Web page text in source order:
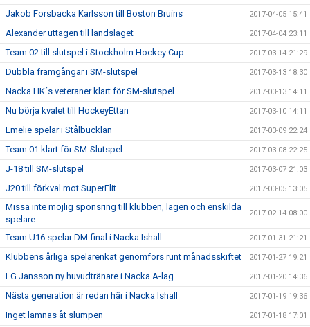
Jakob Forsbacka Karlsson till Boston Bruins 2017-04-05 15:41
Alexander uttagen till landslaget 2017-04-04 23:11
Team 02 till slutspel i Stockholm Hockey Cup 2017-03-14 21:29
Dubbla framgångar i SM-slutspel 2017-03-13 18:30
Nacka HK´s veteraner klart för SM-slutspel 2017-03-13 14:11
Nu börja kvalet till HockeyEttan 2017-03-10 14:11
Emelie spelar i Stålbucklan 2017-03-09 22:24
Team 01 klart för SM-Slutspel 2017-03-08 22:25
J-18 till SM-slutspel 2017-03-07 21:03
J20 till förkval mot SuperElit 2017-03-05 13:05
Missa inte möjlig sponsring till klubben, lagen och enskilda
spelare
2017-02-14 08:00
Team U16 spelar DM-final i Nacka Ishall 2017-01-31 21:21
Klubbens årliga spelarenkät genomförs runt månadsskiftet 2017-01-27 19:21
LG Jansson ny huvudtränare i Nacka A-lag 2017-01-20 14:36
Nästa generation är redan här i Nacka Ishall 2017-01-19 19:36
Inget lämnas åt slumpen 2017-01-18 17:01